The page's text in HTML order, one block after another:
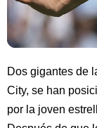
Dos gigantes de
City, se han
por la joven